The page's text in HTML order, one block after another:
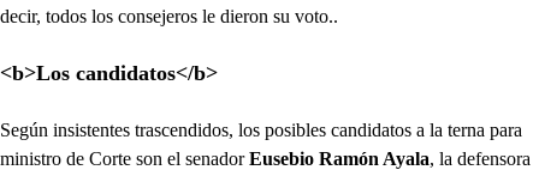
decir, todos los consejeros le dieron su voto..
<b>Los candidatos</b>
Según insistentes trascendidos, los posibles candidatos a la terna para
ministro de Corte son el senadorEusebio Ramón Ayala, la defensora